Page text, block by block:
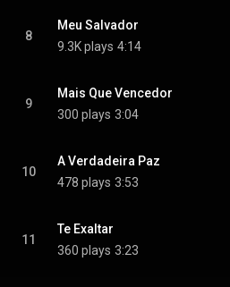
8
Meu Salvador
9.3K plays 4:14
9
Mais Que Vencedor
300 plays 3:04
10
A Verdadeira Paz
478 plays 3:53
11
Te Exaltar
360 plays 3:23